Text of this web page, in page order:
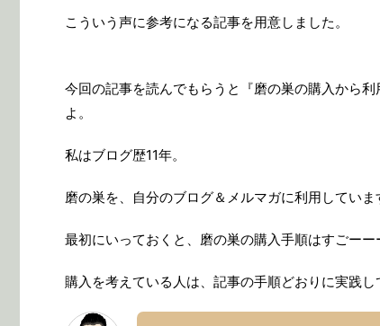
こういう声に参考になる記事を用意しました。
今回の記事を読んでもらうと『磨の巣の購入から
よ。
私はブログ歴11年。
磨の巣を、自分のブログ＆メルマガに利用していま
最初にいっておくと、磨の巣の購入手順はすごーー
購入を考えている人は、記事の手順どおりに実践し